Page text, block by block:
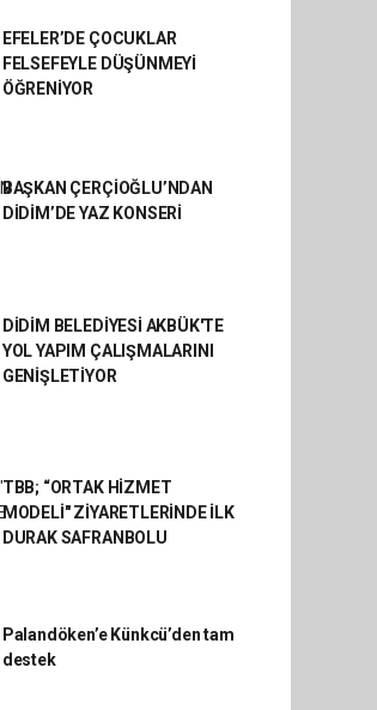
EFELER’DE ÇOCUKLAR
FELSEFEYLE DÜŞÜNMEYİ
ÖĞRENİYOR
BAŞKAN ÇERÇİOĞLU’NDAN
DİDİM’DE YAZ KONSERİ
DİDİM BELEDİYESİ AKBÜK'TE
YOL YAPIM ÇALIŞMALARINI
GENİŞLETİYOR
TBB; “ORTAK HİZMET
MODELİ" ZİYARETLERİNDE İLK
DURAK SAFRANBOLU
Palandöken’e Künkcü’den tam
destek